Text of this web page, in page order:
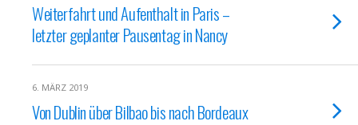
Weiterfahrt und Aufenthalt in Paris –
letzter geplanter Pausentag in Nancy
6. MÄRZ 2019
Von Dublin über Bilbao bis nach Bordeaux